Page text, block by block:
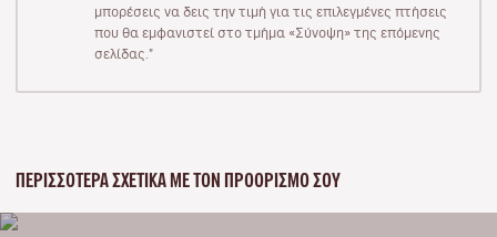
μπορέσεις να δεις την τιμή για τις επιλεγμένες πτήσεις
που θα εμφανιστεί στο τμήμα «Σύνοψη» της επόμενης
σελίδας."
ΠΕΡΙΣΣΌΤΕΡΑ ΣΧΕΤΙΚΆ ΜΕ ΤΟΝ ΠΡΟΟΡΙΣΜΌ ΣΟΥ